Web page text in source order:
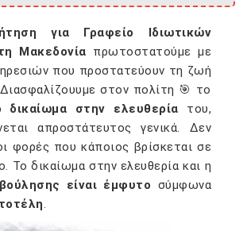
για Γραφείο Ιδιωτικών
Μακεδονία πρωτοστατούμε με
που προστατεύουν τη ζωή
στον πολίτη 🎯 το
δικαίωμα στην ελευθερία του,
απροστάτευτος γενικά. Δεν
φορές που κάποιος βρίσκεται σε
Το δικαίωμα στην ελευθερία και η
είναι έμφυτο σύμφωνα
.